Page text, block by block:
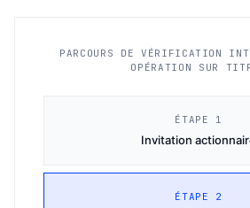
PARCOURS DE VÉRIFICATION
OPÉRATION SUR
ÉTAPE 1
Invitation
ÉTAPE 2